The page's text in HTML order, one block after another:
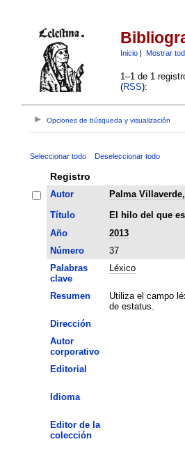
Inicio| Mostrar
1–1 de 1
(RSS):
Opciones de búsqueda y visualización
Seleccionar todo Deseleccionar todo
Registro
Autor
Palma
Título
El hilo del que
Año
2013
Número
37
Palabras
clave
Léxico
Resumen
Utiliza el campo
de estatus.
Dirección
Autor
corporativo
Editorial
Idioma
Editor de la
colección